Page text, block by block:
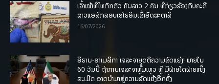
ເຈົ້າໜ້າທີ່ໄທກັກຕົວ ຄົນລາວ 2 ຄົນ ທີ່ກ່ຽວຂ້ອງກັບຄະດີ
ສາວແອລັກລອບເຮໂຣອີນເຂົ້າອົດສະຕາລີ
16/07/2026
ອີຣານ-ອາເມລິກາ ເຈລະຈາຍຸດຕິຄວາມຂັດແຍ່ງ! ພາຍໃນ
60 ວັນນີ້ ຖ້າການເຈລະຈາຫຼົ້ມເຫຼວ ຫຼື ມີຝ່າຍໃດຝ່າຍໜຶ່ງ
ລະເມີດ ອາດນໍາມາສູ່ຄວາມຂັດແຍ້ງອີກຄັ້ງ